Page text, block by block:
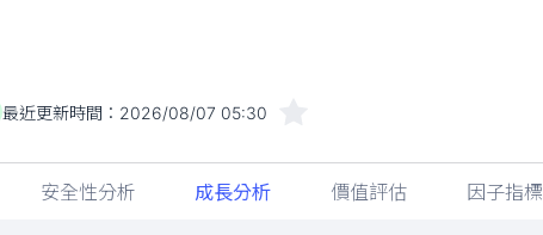
最近更新時間： 2026/08/07 05:30
安全性分析 成長分析 價值評估 因子指標